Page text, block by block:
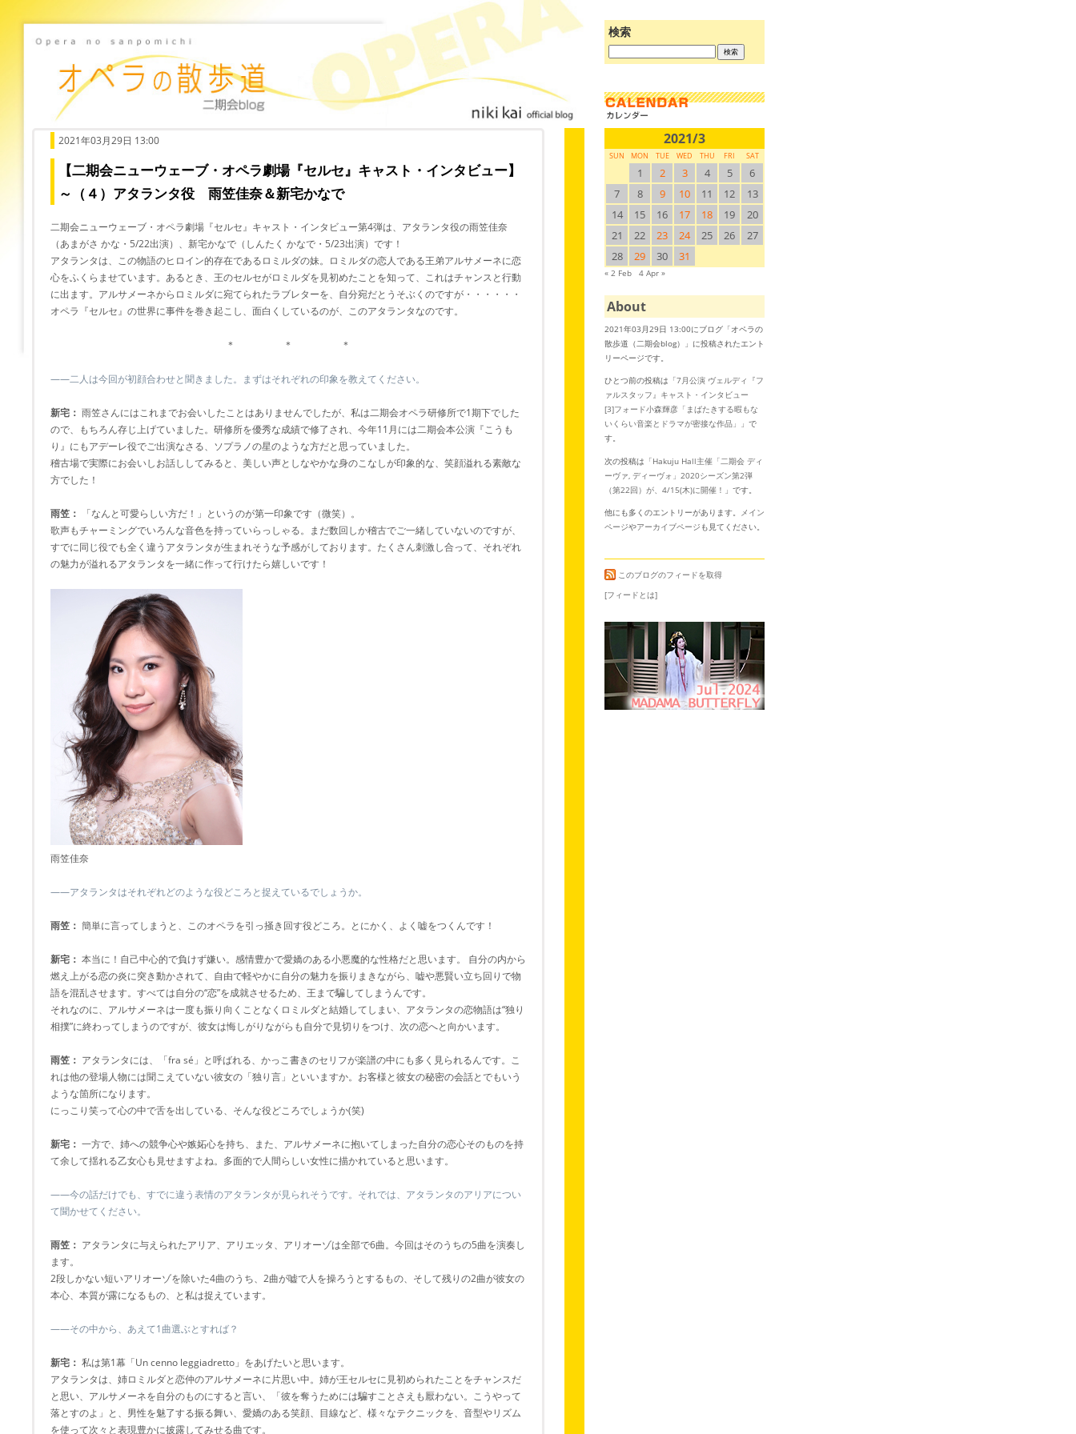
検索
ブ
ロ
検
索:
2021年03月29日 13:00
【二期会ニューウェーブ・オペラ劇場『セルセ』キャスト・インタビュー】
～（４）アタランタ役 雨笠佳奈＆新宅かなで
二期会ニューウェーブ・オペラ劇場『セルセ』キャスト・インタビュー第4弾は、アタランタ役の雨笠佳奈
（あまがさ かな・5/22出演）、新宅かなで（しんたく かなで・5/23出演）です！
アタランタは、この物語のヒロイン的存在であるロミルダの妹。ロミルダの恋人である王弟アルサメーネに恋
心をふくらませています。あるとき、王のセルセがロミルダを見初めたことを知って、これはチャンスと行動
に出ます。アルサメーネからロミルダに宛てられたラブレターを、自分宛だとうそぶくのですが・・・・・・
オペラ『セルセ』の世界に事件を巻き起こし、面白くしているのが、このアタランタなのです。
＊ ＊ ＊
――二人は今回が初顔合わせと聞きました。まずはそれぞれの印象を教えてください。
新宅： 雨笠さんにはこれまでお会いしたことはありませんでしたが、私は二期会オペラ研修所で1期下でした
ので、もちろん存じ上げていました。研修所を優秀な成績で修了され、今年11月には二期会本公演『こうも
り』にもアデーレ役でご出演なさる、ソプラノの星のような方だと思っていました。
稽古場で実際にお会いしお話ししてみると、美しい声としなやかな身のこなしが印象的な、笑顔溢れる素敵な
方でした！
雨笠：
「なんと可愛らしい方だ！」というのが第一印象です（微笑）。
歌声もチャーミングでいろんな音色を持っていらっしゃる。まだ数回しか稽古でご一緒していないのですが、
すでに同じ役でも全く違うアタランタが生まれそうな予感がしております。たくさん刺激し合って、それぞれ
の魅力が溢れるアタランタを一緒に作って行けたら嬉しいです！
雨笠佳奈
――アタランタはそれぞれどのような役どころと捉えているでしょうか。
雨笠： 簡単に言ってしまうと、このオペラを引っ掻き回す役どころ。とにかく、よく嘘をつくんです！
新宅： 本当に！自己中心的で負けず嫌い。感情豊かで愛嬌のある小悪魔的な性格だと思います。 自分の内から
燃え上がる恋の炎に突き動かされて、自由で軽やかに自分の魅力を振りまきながら、嘘や悪賢い立ち回りで物
語を混乱させます。すべては自分の“恋”を成就させるため、王まで騙してしまうんです。
それなのに、アルサメーネは一度も振り向くことなくロミルダと結婚してしまい、アタランタの恋物語は“独り
相撲”に終わってしまうのですが、彼女は悔しがりながらも自分で見切りをつけ、次の恋へと向かいます。
雨笠： アタランタには、「fra sé」と呼ばれる、かっこ書きのセリフが楽譜の中にも多く見られるんです。こ
れは他の登場人物には聞こえていない彼女の「独り言」といいますか。お客様と彼女の秘密の会話とでもいう
ような箇所になります。
にっこり笑って心の中で舌を出している、そんな役どころでしょうか(笑)
新宅： 一方で、姉への競争心や嫉妬心を持ち、また、アルサメーネに抱いてしまった自分の恋心そのものを持
て余して揺れる乙女心も見せますよね。多面的で人間らしい女性に描かれていると思います。
――今の話だけでも、すでに違う表情のアタランタが見られそうです。それでは、アタランタのアリアについ
て聞かせてください。
雨笠： アタランタに与えられたアリア、アリエッタ、アリオーゾは全部で6曲。今回はそのうちの5曲を演奏し
ます。
2段しかない短いアリオーゾを除いた4曲のうち、2曲が嘘で人を操ろうとするもの、そして残りの2曲が彼女の
本心、本質が露になるもの、と私は捉えています。
――その中から、あえて1曲選ぶとすれば？
新宅： 私は第1幕「Un cenno leggiadretto」をあげたいと思います。
アタランタは、姉ロミルダと恋仲のアルサメーネに片思い中。姉が王セルセに見初められたことをチャンスだ
と思い、アルサメーネを自分のものにすると言い、「彼を奪うためには騙すことさえも厭わない。こうやって
落とすのよ」と、男性を魅了する振る舞い、愛嬌のある笑顔、目線など、様々なテクニックを、音型やリズム
を使って次々と表現豊かに披露してみせる曲です。
2021/3
SUN MON TUE WED THU FRI SAT
1 2 3 4 5
6
7
8 9 10 11 12
13
14
15 16 17 18 19
20
21
22 23 24 25 26
27
28
29 30 31
« 2 Feb 4 Apr »
About
2021年03月29日 13:00にブログ「オペラの
散歩道（二期会blog）」に投稿されたエント
リーページです。
ひとつ前の投稿は「7月公演 ヴェルディ『フ
ァルスタッフ』キャスト・インタビュー
[3]フォード小森輝彦「まばたきする暇もな
いくらい音楽とドラマが密接な作品」
」で
す。
次の投稿は「Hakuju Hall主催「二期会 ディ
ーヴァ, ディーヴォ」2020シーズン第2弾
（第22回）が、4/15(木)に開催！ 」です。
他にも多くのエントリーがあります。 メイン
ページやアーカイブページ も見てください。
このブログのフィードを取得
[フィードとは]